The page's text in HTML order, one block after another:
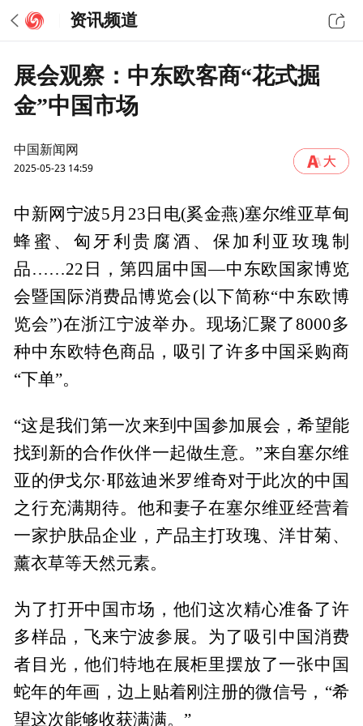
资讯频道
展会观察：中东欧客商“花式掘
金”中国市场
中国新闻网
2025-05-23 14:59
中新网宁波5月23日电(奚金燕)塞尔维亚草甸
蜂蜜、匈牙利贵腐酒、保加利亚玫瑰制
品……22日，第四届中国—中东欧国家博览
会暨国际消费品博览会(以下简称“中东欧博
览会”)在浙江宁波举办。现场汇聚了8000多
种中东欧特色商品，吸引了许多中国采购商
“下单”。
“这是我们第一次来到中国参加展会，希望能
找到新的合作伙伴一起做生意。”来自塞尔维
亚的伊戈尔·耶兹迪米罗维奇对于此次的中国
之行充满期待。他和妻子在塞尔维亚经营着
一家护肤品企业，产品主打玫瑰、洋甘菊、
薰衣草等天然元素。
为了打开中国市场，他们这次精心准备了许
多样品，飞来宁波参展。为了吸引中国消费
者目光，他们特地在展柜里摆放了一张中国
蛇年的年画，边上贴着刚注册的微信号，“希
望这次能够收获满满。”